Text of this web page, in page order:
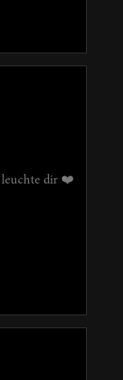
leuchte dir ❤️